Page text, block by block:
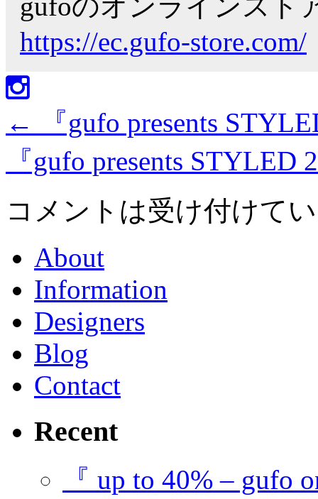
https://ec.gufo-store.com/
←
『gufo presents
『gufo presents STYLED
コメントは受け付けて
About
Information
Designers
Blog
Contact
Recent
『 up to 40% – gufo